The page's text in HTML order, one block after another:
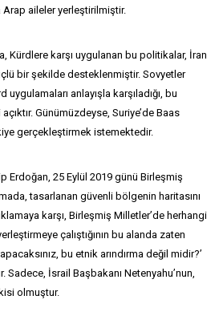
aileler yerleştirilmiştir.
Kürdlere karşı uygulanan bu politikalar, İran
bir şekilde desteklenmiştir. Sovyetler
uygulamaları anlayışla karşıladığı, bu
Günümüzdeyse, Suriye’de Baas
gerçekleştirmek istemektedir.
Erdoğan, 25 Eylül 2019 günü Birleşmiş
tasarlanan güvenli bölgenin haritasını
karşı, Birleşmiş Milletler’de herhangi
çalıştığının bu alanda zaten
bu etnik arındırma değil midir?’
Sadece, İsrail Başbakanı Netenyahu’nun,
olmuştur.